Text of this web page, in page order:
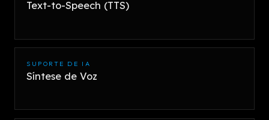
Text-to-Speech (TTS)
SUPORTE DE IA
Síntese de Voz